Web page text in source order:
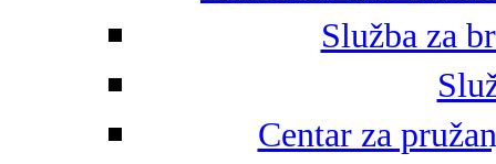
Služba za
Centar za